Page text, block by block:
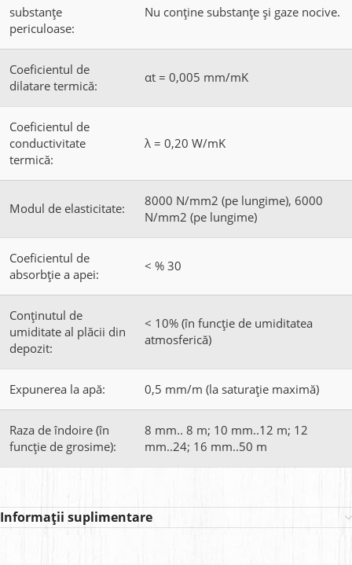
substanțe
periculoase:
Nu conține substanțe și gaze nocive.
Coeficientul de
dilatare termică:
αt = 0,005 mm/mK
Coeficientul de
conductivitate
termică:
λ = 0,20 W/mK
Modul de elasticitate:
8000 N/mm2 (pe lungime), 6000
N/mm2 (pe lungime)
Coeficientul de
absorbție a apei:
< % 30
Conținutul de
umiditate al plăcii din
depozit:
< 10% (în funcție de umiditatea
atmosferică)
Expunerea la apă: 0,5 mm/m (la saturație maximă)
Raza de îndoire (în
funcție de grosime):
8 mm.. 8 m; 10 mm..12 m; 12
mm..24; 16 mm..50 m
Informații suplimentare